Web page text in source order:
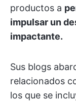
productos a
impulsar un
impactante.
Sus blogs
relacionados
los que se